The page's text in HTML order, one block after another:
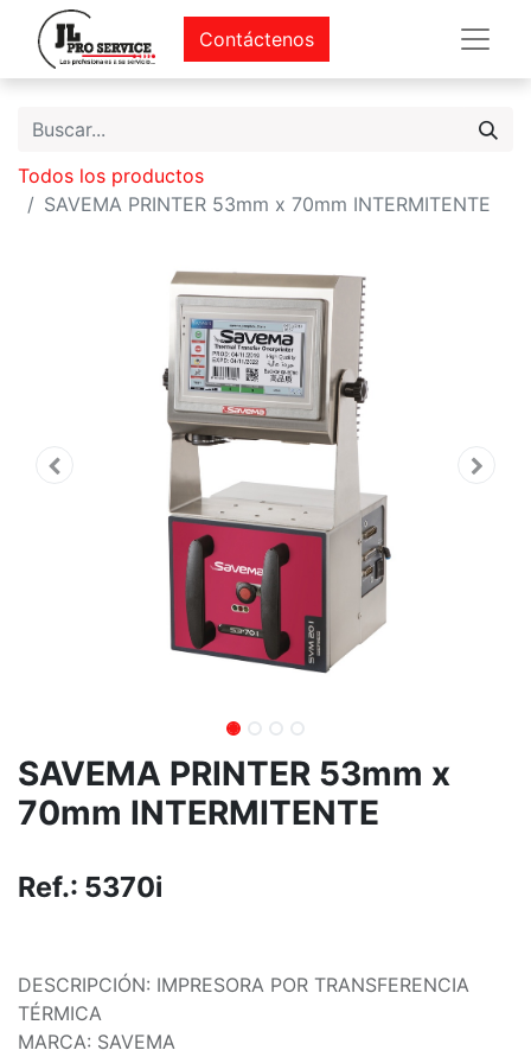
Contáctenos
Todos los productos
SAVEMA PRINTER 53mm x 70mm INTERMITENTE
SAVEMA PRINTER 53mm x
70mm INTERMITENTE
Ref.: 5370i
DESCRIPCIÓN: IMPRESORA POR TRANSFERENCIA
TÉRMICA
MARCA: SAVEMA